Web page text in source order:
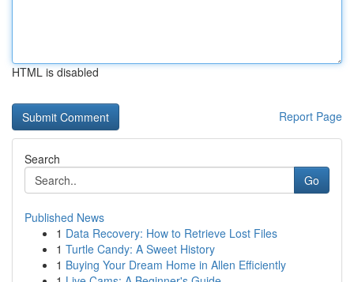
HTML is disabled
Report Page
Search
Go
Published News
1 Data Recovery: How to Retrieve Lost Files
1 Turtle Candy: A Sweet History
1 Buying Your Dream Home in Allen Efficiently